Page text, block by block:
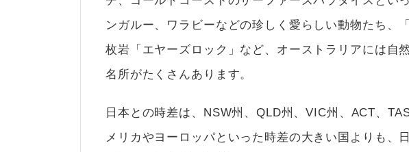
ンガルー、ワラビーなどの珍しく愛らしい動物たち、
枚岩「エヤーズロック」など、オーストラリアには自
名所がたくさんあります。
日本との時差は、NSW州、QLD州、VIC州、ACT、
メリカやヨーロッパといった時差の大きい国よりも、